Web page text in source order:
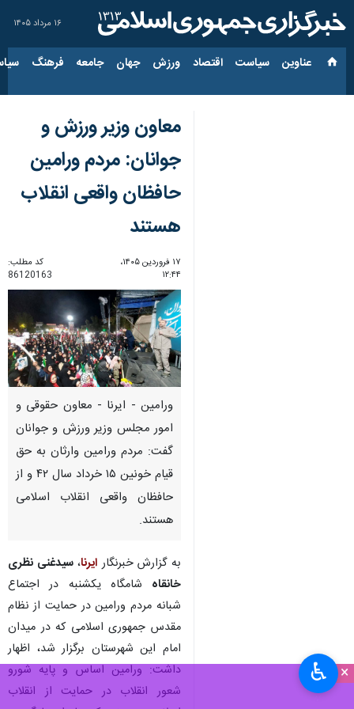
۱۶ مرداد ۱۴۰۵
عناوین‌ سیاست اقتصاد ورزش جهان جامعه فرهنگ
×
معاون وزیر ورزش و
جوانان: مردم ورامین
حافظان واقعی انقلاب
هستند
۱۷ فروردین ۱۴۰۵،
۱۲:۴۴
کد مطلب:
86120163
ورامین - ایرنا - معاون حقوقی و
امور مجلس وزیر ورزش و جوانان
گفت: مردم ورامین وارثان به حق
قیام خونین ۱۵ خرداد سال ۴۲ و از
حافظان واقعی انقلاب اسلامی
هستند.
به گزارش خبرنگار ایرنا،سیدغنی نظری
خانقاه شامگاه یکشنبه در اجتماع
شبانه مردم ورامین در حمایت از نظام
مقدس جمهوری اسلامی که در میدان
امام این شهرستان برگزار شد، اظهار
داشت: ورامین اساس و پایه شورو
شعور انقلاب در حمایت از انقلاب
♿︎